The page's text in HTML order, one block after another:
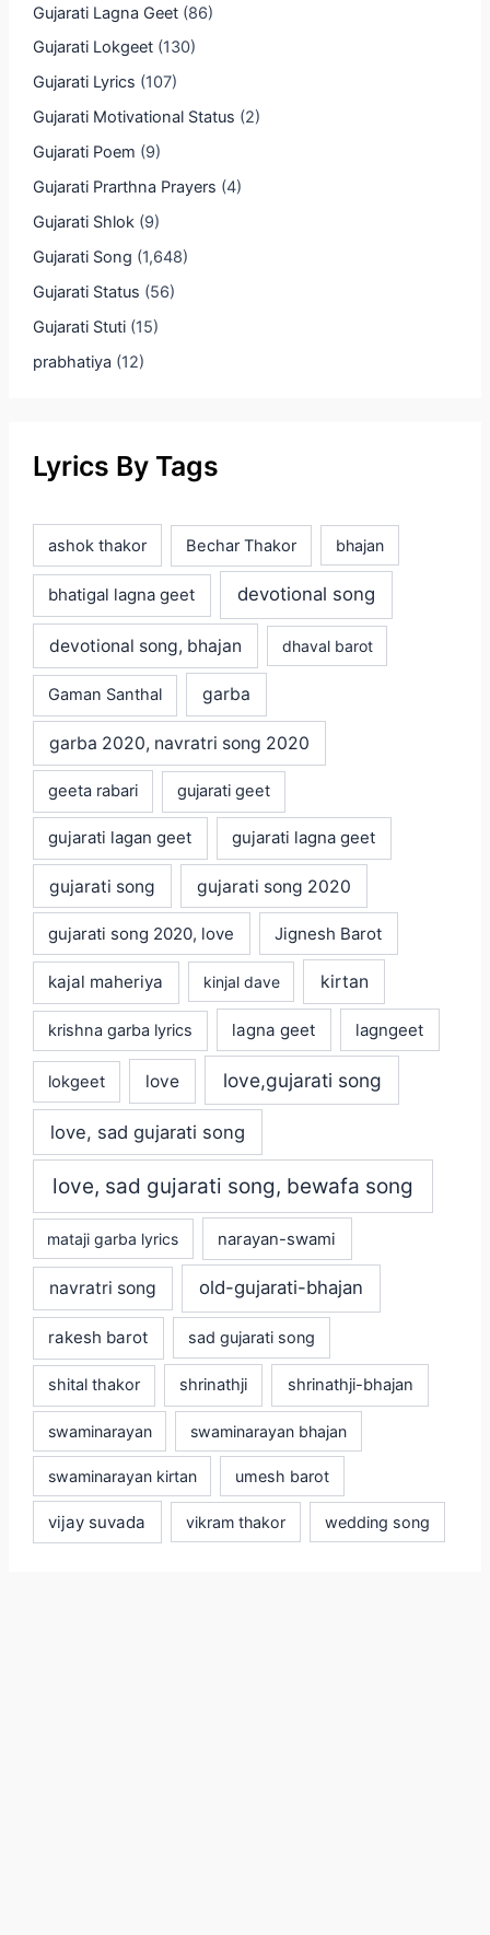
Gujarati Lagna Geet(86)
Gujarati Lokgeet(130)
Gujarati Lyrics (107)
Gujarati Motivational Status (2)
Gujarati Poem (9)
Gujarati Prarthna Prayers (4)
Gujarati Shlok(9)
Gujarati Song (1,648)
Gujarati Status (56)
Gujarati Stuti(15)
prabhatiya (12)
Lyrics By Tags
ashok thakor Bechar Thakor bhajan
bhatigal lagna geet devotional song
devotional song, bhajan dhaval barot
Gaman Santhal garba
garba 2020, navratri song 2020
geeta rabari gujarati geet
gujarati lagan geet gujarati lagna geet
gujarati song gujarati song 2020
gujarati song 2020, love Jignesh Barot
kajal maheriya kinjal dave kirtan
krishna garba lyrics lagna geet lagngeet
lokgeet love love,gujarati song
love, sad gujarati song
love, sad gujarati song, bewafa song
mataji garba lyrics narayan-swami
navratri song old-gujarati-bhajan
rakesh barot sad gujarati song
shital thakor shrinathji shrinathji-bhajan
swaminarayan swaminarayan bhajan
swaminarayan kirtan umesh barot
vijay suvada vikram thakor wedding song